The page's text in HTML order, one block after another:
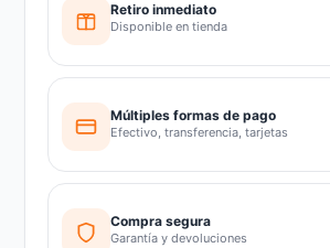
Retiro inmediato
Disponible en tienda
Múltiples formas de pago
Efectivo, transferencia, tarjetas
Compra segura
Garantía y devoluciones